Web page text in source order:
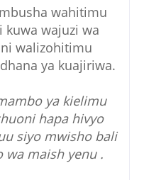
wahitimu
kuwa wajuzi wa
walizohitimu
ya kuajiriwa.
ya kielimu
hapa hivyo
siyo mwisho bali
wa maish yenu .